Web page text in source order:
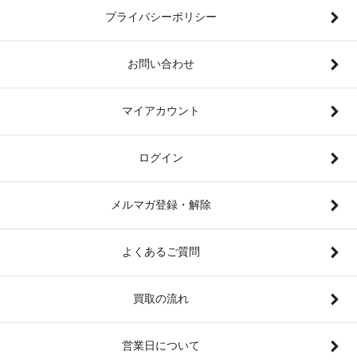
プライバシーポリシー
お問い合わせ
マイアカウント
ログイン
メルマガ登録・解除
よくあるご質問
買取の流れ
営業日について